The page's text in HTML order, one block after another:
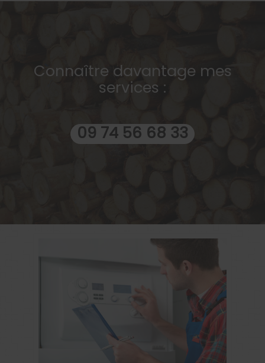
Connaître davantage mes
services :
09 74 56 68 33